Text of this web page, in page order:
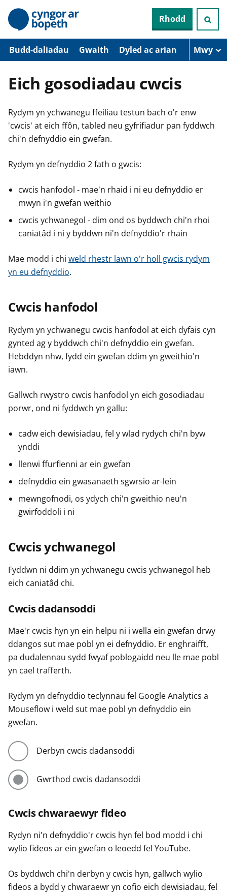
N
d
w
Rhodd
Budd-daliadau Gwaith Dyled ac arian Mwy
Eich gosodiadau cwcis
Rydym yn ychwanegu ffeiliau testun bach o'r enw
'cwcis' at eich ffôn, tabled neu gyfrifiadur pan fyddwch
chi'n defnyddio ein gwefan.
Rydym yn defnyddio 2 fath o gwcis:
cwcis hanfodol - mae'n rhaid i ni eu defnyddio er
mwyn i'n gwefan weithio
cwcis ychwanegol - dim ond os byddwch chi'n rhoi
caniatâd i ni y byddwn ni'n defnyddio'r rhain
Mae modd i chi weld rhestr lawn o'r holl gwcis rydym
yn eu defnyddio.
Cwcis hanfodol
Rydym yn ychwanegu cwcis hanfodol at eich dyfais cyn
gynted ag y byddwch chi'n defnyddio ein gwefan.
Hebddyn nhw, fydd ein gwefan ddim yn gweithio'n
iawn.
Gallwch rwystro cwcis hanfodol yn eich gosodiadau
porwr, ond ni fyddwch yn gallu:
cadw eich dewisiadau, fel y wlad rydych chi'n byw
ynddi
llenwi ffurflenni ar ein gwefan
defnyddio ein gwasanaeth sgwrsio ar-lein
mewngofnodi, os ydych chi'n gweithio neu'n
gwirfoddoli i ni
Cwcis ychwanegol
Fyddwn ni ddim yn ychwanegu cwcis ychwanegol heb
eich caniatâd chi.
Cwcis dadansoddi
Mae'r cwcis hyn yn ein helpu ni i wella ein gwefan drwy
ddangos sut mae pobl yn ei defnyddio. Er enghraifft,
pa dudalennau sydd fwyaf poblogaidd neu lle mae pobl
yn cael trafferth.
Rydym yn defnyddio teclynnau fel Google Analytics a
Mouseflow i weld sut mae pobl yn defnyddio ein
gwefan.
Derbyn cwcis dadansoddi
Gwrthod cwcis dadansoddi
Cwcis chwaraewyr fideo
Rydyn ni'n defnyddio'r cwcis hyn fel bod modd i chi
wylio fideos ar ein gwefan o leoedd fel YouTube.
Os byddwch chi'n derbyn y cwcis hyn, gallwch wylio
fideos a bydd y chwaraewr yn cofio eich dewisiadau, fel